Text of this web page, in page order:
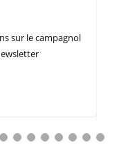
sur le campagnol